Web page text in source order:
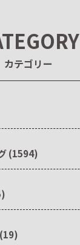
カテゴリー
(1594)